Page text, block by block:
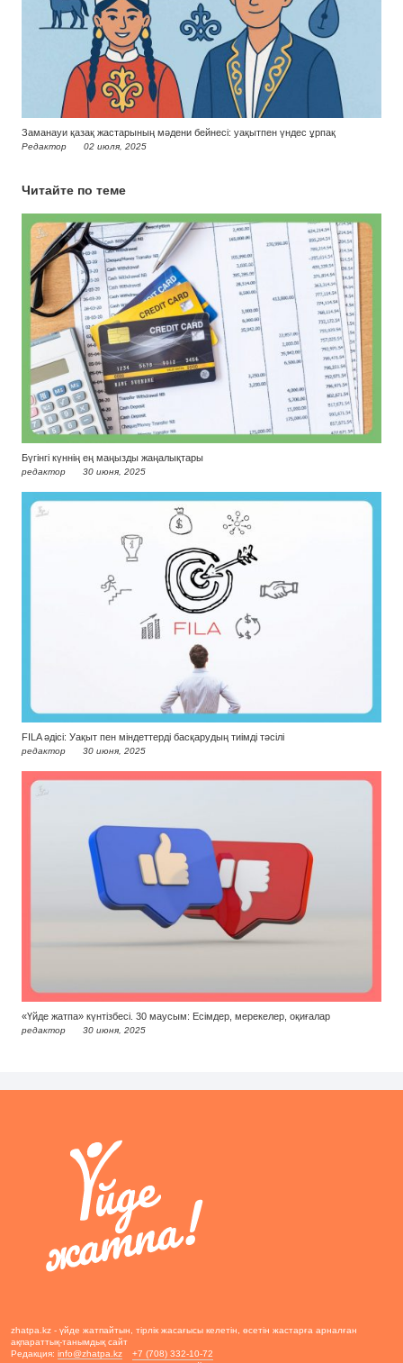
Заманауи қазақ жастарының мәдени бейнесі: уақытпен үндес ұрпақ
Редактор 02 июля, 2025
Читайте по теме
Бүгінгі күннің ең маңызды жаңалықтары
редактор 30 июня, 2025
FILA әдісі: Уақыт пен міндеттерді басқарудың тиімді тәсілі
редактор 30 июня, 2025
«Үйде жатпа» күнтізбесі. 30 маусым: Есімдер, мерекелер, оқиғалар
редактор 30 июня, 2025
zhatpa.kz - үйде жатпайтын, тірлік жасағысы келетін, өсетін жастарға арналған
ақпараттық-танымдық сайт
Редакция: info@zhatpa.kz
+7 (708) 332-10-72